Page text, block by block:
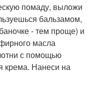
помаду, выложи
бальзамом,
- тем проще) и
масла
с помощью
крема. Нанеси на